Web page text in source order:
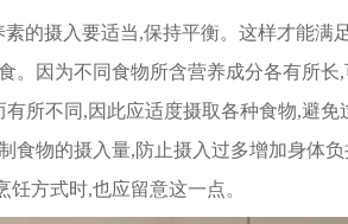
的摄入要适当,保持平衡。这样才能
。因为不同食物所含营养成分各有所长
所不同,因此应适度摄取各种食物,避
食物的摄入量,防止摄入过多增加身体
方式时,也应留意这一点。